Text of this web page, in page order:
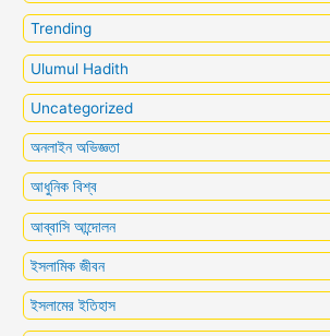
Trending
Ulumul Hadith
Uncategorized
অনলাইন অভিজ্ঞতা
আধুনিক বিশ্ব
আব্বাসি আন্দোলন
ইসলামিক জীবন
ইসলামের ইতিহাস